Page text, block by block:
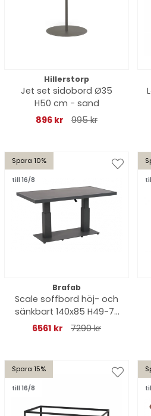
Hillerstorp
Jet set sidobord Ø35
H50 cm - sand
896 kr
995 kr
Spara 10%
till 16/8
Brafab
Scale soffbord höj- och
sänkbart 140x85 H49-73
cm - antracit/dark
6561 kr 7290 kr
Spara 15%
till 16/8